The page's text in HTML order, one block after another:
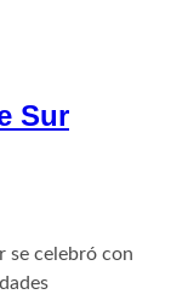
Sur
se celebró con